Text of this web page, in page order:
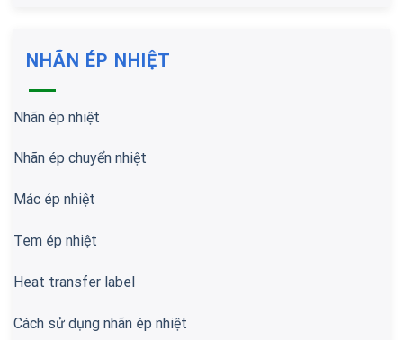
NHÃN ÉP NHIỆT
Nhãn ép nhiệt
Nhãn ép chuyển nhiệt
Mác ép nhiệt
Tem ép nhiệt
Heat transfer label
Cách sử dụng nhãn ép nhiệt